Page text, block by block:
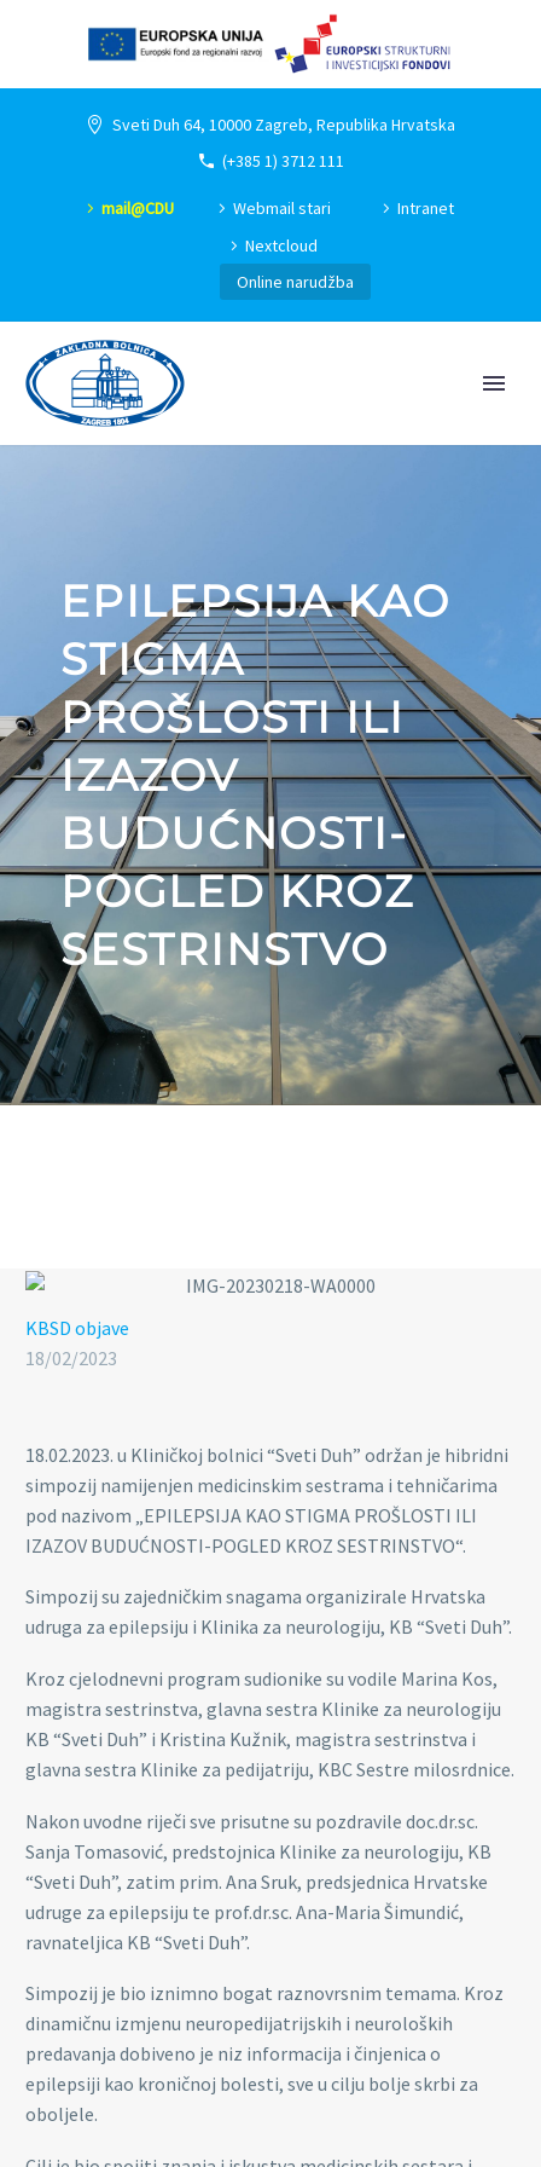
Sveti Duh 64, 10000 Zagreb, Republika Hrvatska
(+385 1) 3712 111
mail@CDU Webmail stari
Intranet
Nextcloud
Online narudžba
EPILEPSIJA KAO
STIGMA
PROŠLOSTI ILI
IZAZOV
BUDUĆNOSTI-
POGLED KROZ
SESTRINSTVO
KBSD objave
18/02/2023
18.02.2023. u Kliničkoj bolnici “Sveti Duh” održan je hibridni
simpozij namijenjen medicinskim sestrama i tehničarima
pod nazivom „EPILEPSIJA KAO STIGMA PROŠLOSTI ILI
IZAZOV BUDUĆNOSTI-POGLED KROZ SESTRINSTVO“.
Simpozij su zajedničkim snagama organizirale Hrvatska
udruga za epilepsiju i Klinika za neurologiju, KB “Sveti Duh”.
Kroz cjelodnevni program sudionike su vodile Marina Kos,
magistra sestrinstva, glavna sestra Klinike za neurologiju
KB “Sveti Duh” i Kristina Kužnik, magistra sestrinstva i
glavna sestra Klinike za pedijatriju, KBC Sestre milosrdnice.
Nakon uvodne riječi sve prisutne su pozdravile doc.dr.sc.
Sanja Tomasović, predstojnica Klinike za neurologiju, KB
“Sveti Duh”, zatim prim. Ana Sruk, predsjednica Hrvatske
udruge za epilepsiju te prof.dr.sc. Ana-Maria Šimundić,
ravnateljica KB “Sveti Duh”.
Simpozij je bio iznimno bogat raznovrsnim temama. Kroz
dinamičnu izmjenu neuropedijatrijskih i neuroloških
predavanja dobiveno je niz informacija i činjenica o
epilepsiji kao kroničnoj bolesti, sve u cilju bolje skrbi za
oboljele.